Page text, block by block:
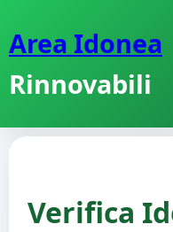
Area Idonea
Rinnovabili
Verifica